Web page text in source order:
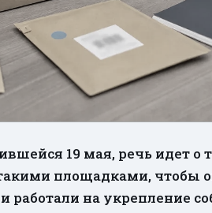
площадками, чтобы
работали на укрепление